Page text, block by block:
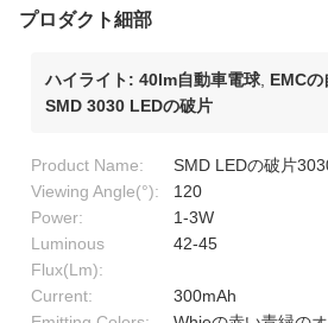
プロダクト細部
ハイライト: 40lm自動車電球 EMCの
SMD 3030 LEDの破片
Product Name:
SMD LEDの破片
Viewing Angle(°):
120
Power:
1-3W
Luminous
Flux(Lm):
42-45
Current:
300mAh